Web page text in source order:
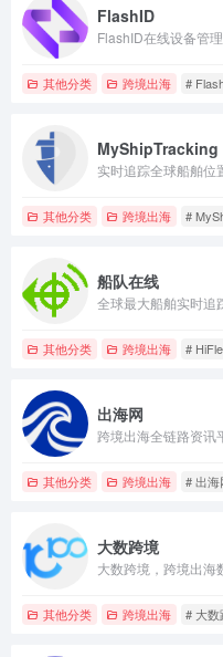
FlashID
FlashID在线设备管
其他分类 跨境出海 #
MyShipTracking
实时追踪全球船舶位
其他分类 跨境出海 #
船队在线
全球最大船舶实时追
其他分类 跨境出海 #
出海网
跨境出海全链路资讯
其他分类 跨境出海 # 出海
大数跨境
大数跨境，跨境出海
其他分类 跨境出海 # 大数